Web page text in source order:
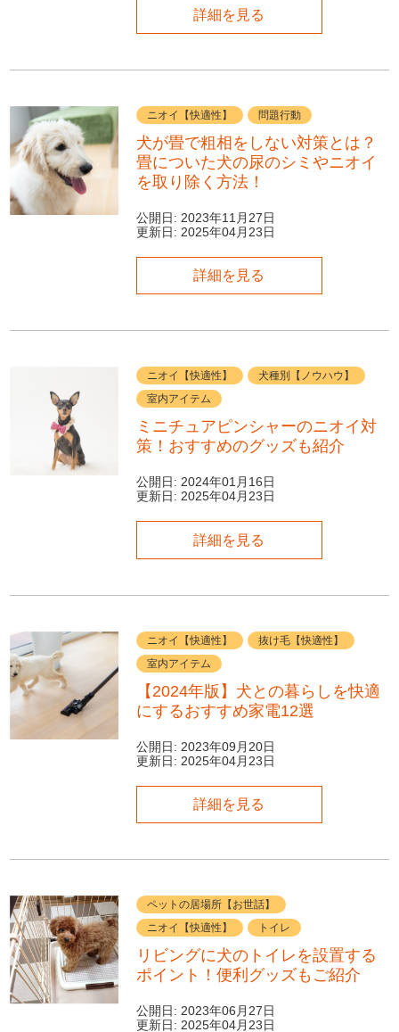
詳細を見る
ニオイ【快適性】 問題行動
犬が畳で粗相をしない対策とは？
畳についた犬の尿のシミやニオイ
を取り除く方法！
公開日: 2023年11月27日
更新日: 2025年04月23日
詳細を見る
ニオイ【快適性】
犬種別【ノウハウ】
室内アイテム
ミニチュアピンシャーのニオイ対
策！おすすめのグッズも紹介
公開日: 2024年01月16日
更新日: 2025年04月23日
詳細を見る
ニオイ【快適性】
抜け毛【快適性】
室内アイテム
【2024年版】犬との暮らしを快適
にするおすすめ家電12選
公開日: 2023年09月20日
更新日: 2025年04月23日
詳細を見る
ペットの居場所【お世話】
ニオイ【快適性】
トイレ
リビングに犬のトイレを設置する
ポイント！便利グッズもご紹介
公開日: 2023年06月27日
更新日: 2025年04月23日